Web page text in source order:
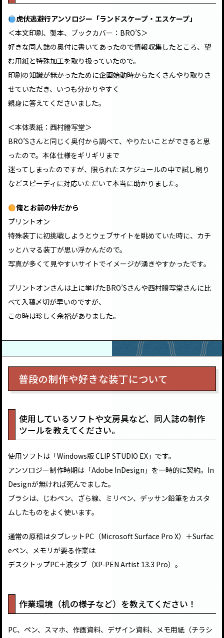
虎伏逃避行アンソロジー「ランドスケープ・エスケープ」
＜本文印刷、製本、ブックカバー：BRO’S＞
好きな同人誌の奥付に書いてあったので情報収集したところ、望
む用紙と特殊加工を取り扱っていたので。
印刷の知識が無かったために企画始動時からたくさんやり取りさ
せていただき、いつも分かりやすく
親身に答えてくださいました。
＜本体表紙：西村謄写堂＞
BRO’Sさんと同じく奥付から調べて、やりたいことができると思
ったので。本体仕様をギリギリまで
迷ってしまったのですが、限られたスケジュールの中で試し刷り
などスピーディに対応いただいて本当に助かりました。
俺とお前の仲だから
プリントオン
特殊装丁に初挑戦しようとウェブサイトを眺めていた時に、カチ
ッとハマる装丁が思い浮かんだので。
写真が多くて見やすいサイトでイメージが湧きやすかったです。
プリントオンさんは上に挙げたBRO’Sさんや西村謄写堂さんに比
べて入稿〆切が早いのですが、
この時は珍しく余裕がありました。
普段の制作や好きな装丁について
使用しているソフトや文房具など、同人誌の制作
ツールを教えてください。
使用ソフトは「Windows版 CLIP STUDIO EX」です。
アンソロジー制作時期は「Adobe InDesign」を一時的に契約。In
Designが無ければ死んでました。
ブラシは、じわペン、ざら線、ミリペン、デッサン鉛筆をカスタ
ムしたものをよく使います。
通常の原稿はタブレットPC（Microsoft Surface Pro X）＋Surfac
eペン、メモリが要る作業は
デスクトップPC＋液タブ（XP-PEN Artist 13.3 Pro）。
作業環境（机の様子など）を教えてください！
PC、ペン、スマホ、作画資料、デザイン資料、メモ用紙（チラシ